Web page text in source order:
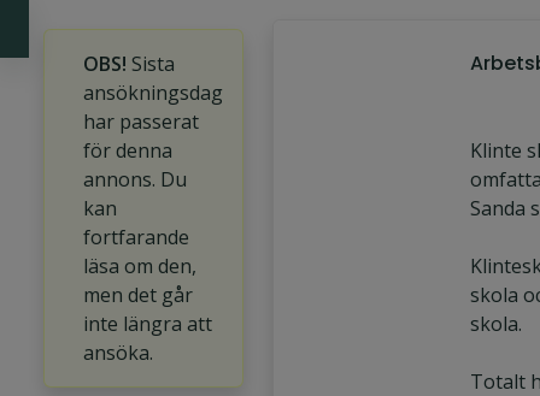
OBS! Sista
ansökningsdag
har passerat
för denna
annons. Du
kan
fortfarande
läsa om den,
men det går
inte längra att
ansöka.
Klinte
Sanda
skola
skola.
Totalt